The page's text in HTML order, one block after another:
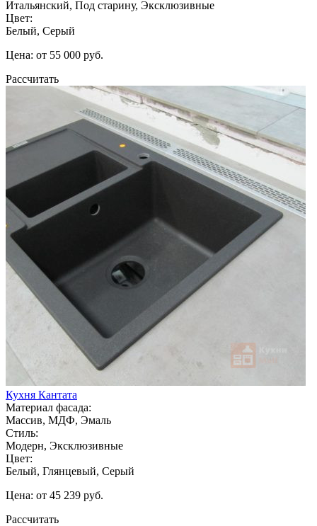
Итальянский, Под старину, Эксклюзивные
Цвет:
Белый, Серый
Цена: от 55 000 руб.
Рассчитать
Кухня Кантата
Материал фасада:
Массив, МДФ, Эмаль
Стиль:
Модерн, Эксклюзивные
Цвет:
Белый, Глянцевый, Серый
Цена: от 45 239 руб.
Рассчитать